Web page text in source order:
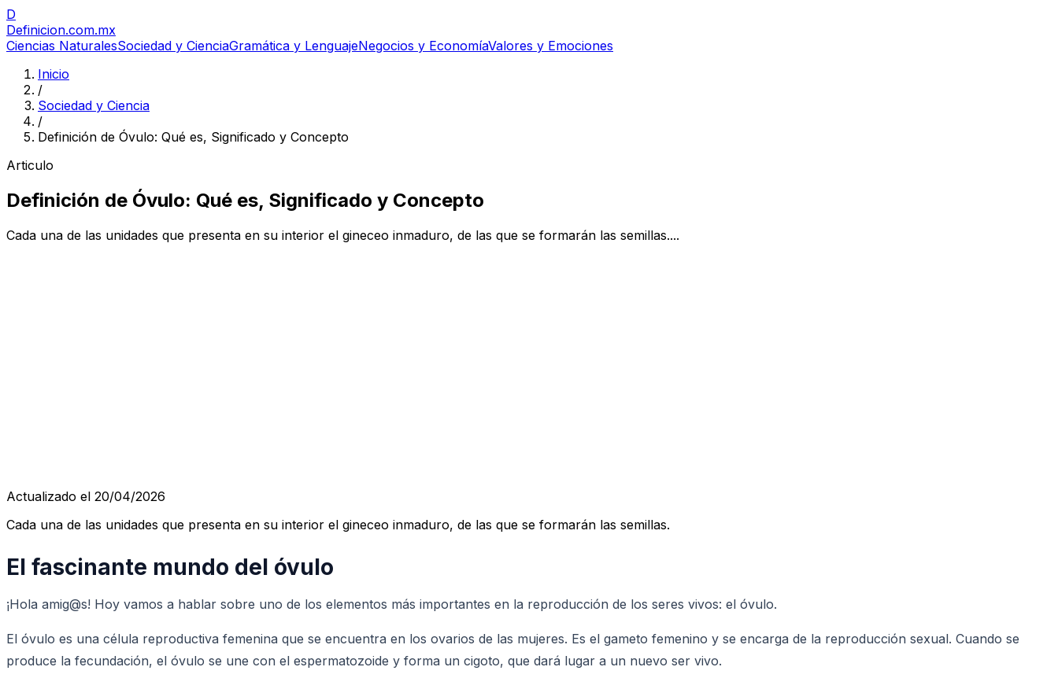
D
Definicion.com.mx
Ciencias NaturalesSociedad y CienciaGramática y LenguajeNegocios y EconomíaValores y Emociones
Inicio
/
Sociedad y Ciencia
/
Definición de Óvulo: Qué es, Significado y Concepto
Articulo
Definición de Óvulo: Qué es, Significado y Concepto
Cada una de las unidades que presenta en su interior el gineceo inmaduro, de las que se formarán las semillas....
Actualizado el 20/04/2026
Cada una de las unidades que presenta en su interior el gineceo inmaduro, de las que se formarán las semillas.
El fascinante mundo del óvulo
¡Hola amig@s! Hoy vamos a hablar sobre uno de los elementos más importantes en la reproducción de los seres vivos: el óvulo.
El óvulo es una célula reproductiva femenina que se encuentra en los ovarios de las mujeres. Es el gameto femenino y se encarga de la reproducción sexual. Cuando se
produce la fecundación, el óvulo se une con el espermatozoide y forma un cigoto, que dará lugar a un nuevo ser vivo.